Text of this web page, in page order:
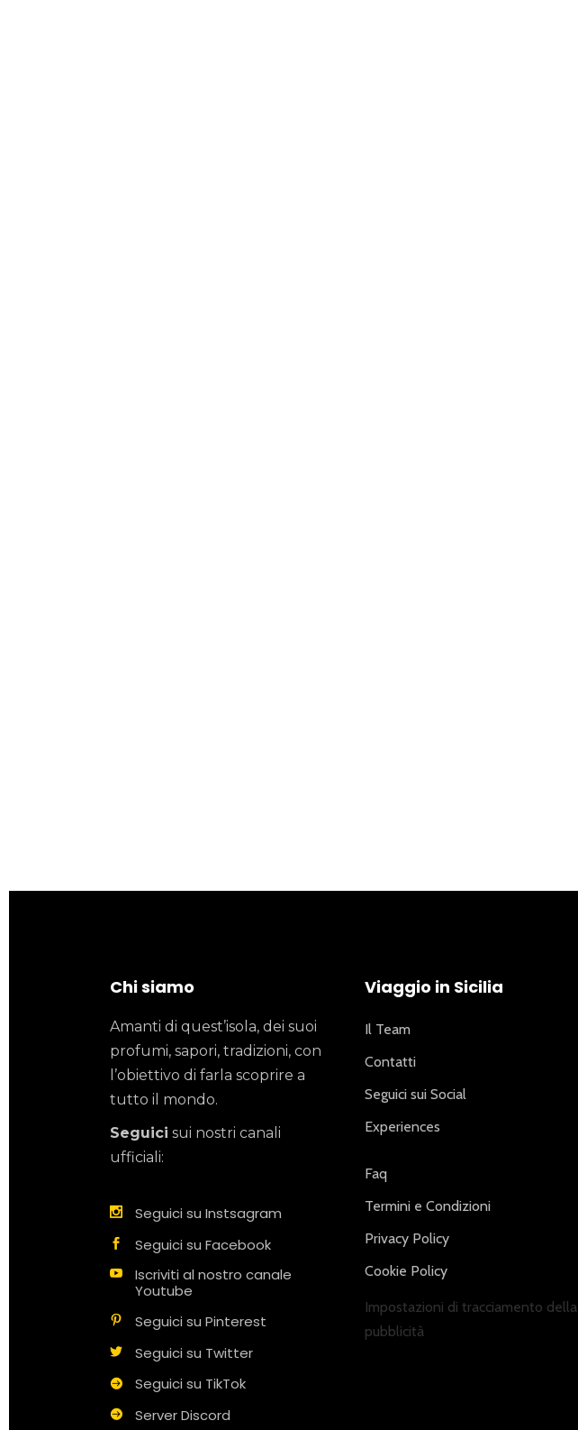
Chi siamo
Amanti di quest’isola, dei suoi
profumi, sapori, tradizioni, con
l’obiettivo di farla scoprire a
tutto il mondo.
Seguici sui nostri canali
ufficiali:
Seguici su Instsagram
Seguici su Facebook
Iscriviti al nostro canale
Youtube
Seguici su Pinterest
Seguici su Twitter
Seguici su TikTok
Server Discord
Viaggio in Sicilia
Il Team
Contatti
Seguici sui Social
Experiences
Faq
Termini e Condizioni
Privacy Policy
Cookie Policy
Impostazioni di tracciamento della
pubblicità